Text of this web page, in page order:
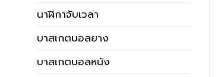
นาฬิกาจับเวลา
บาสเกตบอลยาง
บาสเกตบอลหนัง